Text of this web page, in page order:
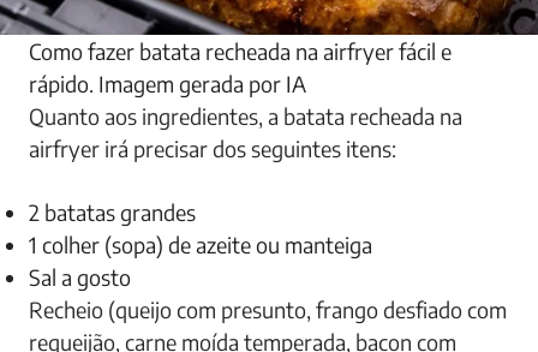
Como fazer batata recheada na airfryer fácil e
rápido. Imagem gerada por IA
Quanto aos ingredientes, a batata recheada na
airfryer irá precisar dos seguintes itens:
2 batatas grandes
1 colher (sopa) de azeite ou manteiga
Sal a gosto
Recheio (queijo com presunto, frango desfiado com
requeijão, carne moída temperada, bacon com